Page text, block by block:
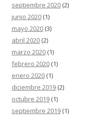
septiembre 2020 (2)
junio 2020 (1)
mayo 2020 (3)
abril 2020 (2)
marzo 2020 (1)
febrero 2020 (1)
enero 2020 (1)
diciembre 2019 (2)
octubre 2019 (1)
septiembre 2019 (1)